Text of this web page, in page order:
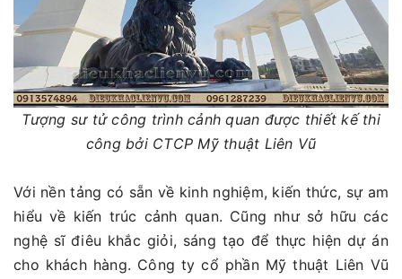
Tượng sư tử công trình cảnh quan được thiết kế thi
công bởi CTCP Mỹ thuật Liên Vũ
Với nền tảng có sẵn về kinh nghiệm, kiến thức, sự am
hiểu về kiến trúc cảnh quan. Cũng như sở hữu các
nghệ sĩ điêu khắc giỏi, sáng tạo để thực hiện dự án
cho khách hàng. Công ty cổ phần Mỹ thuật Liên Vũ